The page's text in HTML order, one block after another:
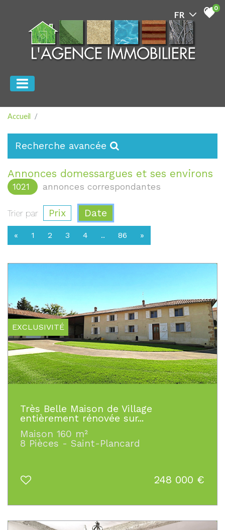
0
Accueil
Recherche avancée
Annonces domessargues et ses environs
1021 annonces correspondantes
Trier par Prix Date
« 1 2 3 4 .. 86 »
EXCLUSIVITÉ
Très Belle Maison de Village
entièrement rénovée sur...
Maison 160 m²
8 Pièces - Saint-Plancard
248 000 €